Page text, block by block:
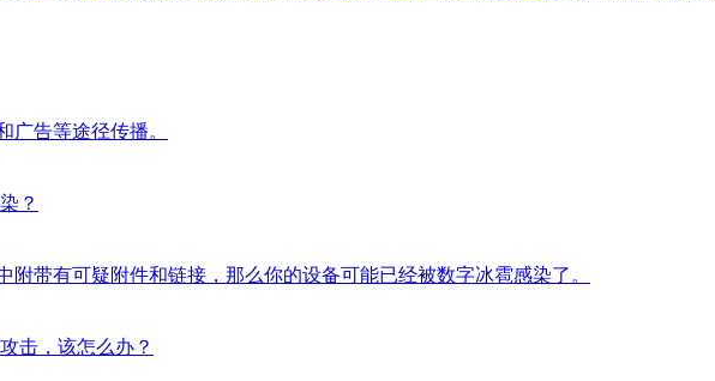
广告等途径传播。
？
带有可疑附件和链接，那么你的设备可能已经被数字冰雹感染了。
击，该怎么办？